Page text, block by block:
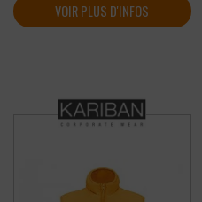
VOIR PLUS D'INFOS